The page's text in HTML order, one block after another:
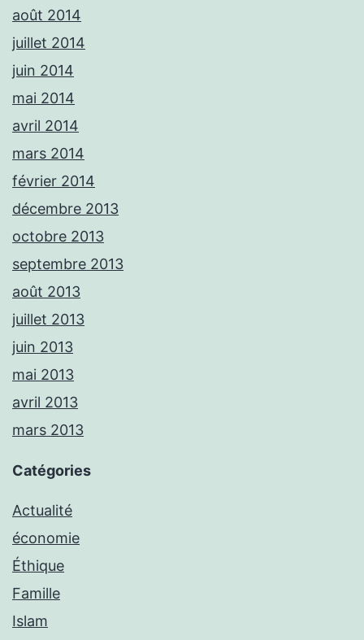
août 2014
juillet 2014
juin 2014
mai 2014
avril 2014
mars 2014
février 2014
décembre 2013
octobre 2013
septembre 2013
août 2013
juillet 2013
juin 2013
mai 2013
avril 2013
mars 2013
Catégories
Actualité
économie
Éthique
Famille
Islam